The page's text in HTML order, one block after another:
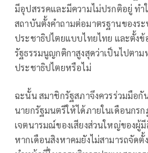
มีอุปสรรคและมีความไม่ปรกติอยู่ ท
สถาบันตั้งคำถามต่อมาตรฐานของร
ประชาธิปไตยแบบไทยไทย และตั้งข้
รัฐธรรมนูญกติกาสูงสุดว่าเป็นไปตาม
ประชาธิปไตยหรือไม่
ฉะนั้น สมาชิกรัฐสภาจึงควรร่วมมือกั
นายกรัฐมนตรีให้ได้ภายในเดือนกร
เจตนารมณ์ของเสียงส่วนใหญ่ของผู้มี
หากเดือนสิงหาคมยังไม่สามารถจัดตั้